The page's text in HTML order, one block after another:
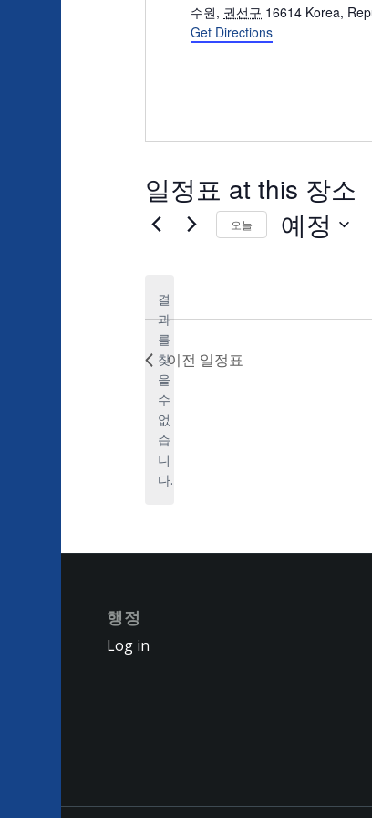
수원, 권선구 16614 Korea,
Get Directions
일정표 at this 장소
공
지
결
과
를
찾
을
수
없
습
니
다.
오늘 예정
선
이전 일정표
행정
Log in